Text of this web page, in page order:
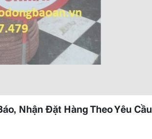
Nhận Đặt Hàng Theo Yêu Cầu